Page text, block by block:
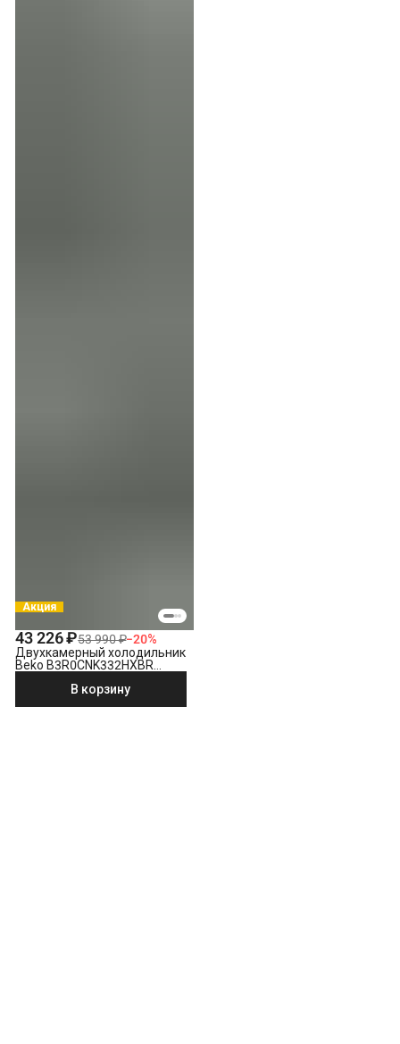
Акция
43 226 ₽53 990 ₽−20%
Двухкамерный холодильник
Beko B3R0CNK332HXBR
В корзину